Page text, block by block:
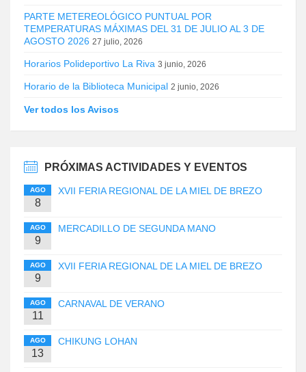
PARTE METEREOLÓGICO PUNTUAL POR
TEMPERATURAS MÁXIMAS DEL 31 DE JULIO AL 3 DE
AGOSTO 2026 27 julio, 2026
Horarios Polideportivo La Riva 3 junio, 2026
Horario de la Biblioteca Municipal 2 junio, 2026
Ver todos los Avisos
PRÓXIMAS ACTIVIDADES Y EVENTOS
AGO
8
XVII FERIA REGIONAL DE LA MIEL DE BREZO
AGO
9
MERCADILLO DE SEGUNDA MANO
AGO
9
XVII FERIA REGIONAL DE LA MIEL DE BREZO
AGO
11
CARNAVAL DE VERANO
AGO
13
CHIKUNG LOHAN